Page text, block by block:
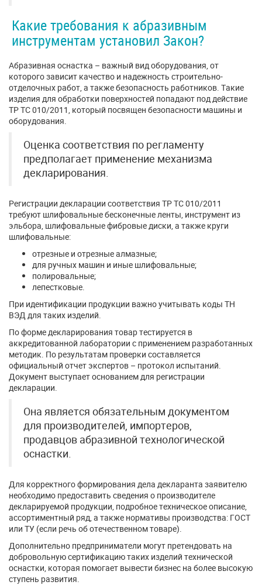
Какие требования к абразивным
инструментам установил Закон?
Абразивная оснастка – важный вид оборудования, от
которого зависит качество и надежность строительно-
отделочных работ, а также безопасность работников. Такие
изделия для обработки поверхностей попадают под действие
ТР ТС 010/2011, который посвящен безопасности машины и
оборудования.
Оценка соответствия по регламенту
предполагает применение механизма
декларирования.
Регистрации декларации соответствия ТР ТС 010/2011
требуют шлифовальные бесконечные ленты, инструмент из
эльбора, шлифовальные фибровые диски, а также круги
шлифовальные:
отрезные и отрезные алмазные;
для ручных машин и иные шлифовальные;
полировальные;
лепестковые.
При идентификации продукции важно учитывать коды ТН
ВЭД для таких изделий.
По форме декларирования товар тестируется в
аккредитованной лаборатории с применением разработанных
методик. По результатам проверки составляется
официальный отчет экспертов – протокол испытаний.
Документ выступает основанием для регистрации
декларации.
Она является обязательным документом
для производителей, импортеров,
продавцов абразивной технологической
оснастки.
Для корректного формирования дела декларанта заявителю
необходимо предоставить сведения о производителе
декларируемой продукции, подробное техническое описание,
ассортиментный ряд, а также нормативы производства: ГОСТ
или ТУ (если речь об отечественном товаре).
Дополнительно предприниматели могут претендовать на
добровольную сертификацию таких изделий технической
оснастки, которая помогает вывести бизнес на более высокую
ступень развития.